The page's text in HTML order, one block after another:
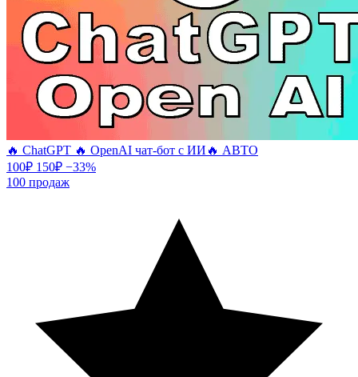
🔥 ChatGPT 🔥 OpenAI чат-бот с ИИ🔥 АВТО
100₽ 150₽ −33%
100 продаж